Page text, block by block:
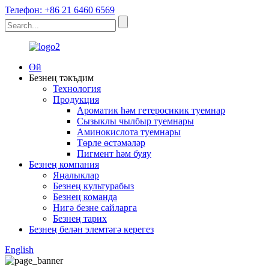
Телефон: +86 21 6460 6569
Өй
Безнең тәкъдим
Технология
Продукция
Ароматик һәм гетеросикик туемнар
Сызыклы чылбыр туемнары
Аминокислота туемнары
Төрле өстәмәләр
Пигмент һәм буяу
Безнең компания
Яңалыклар
Безнең культурабыз
Безнең команда
Нигә безне сайларга
Безнең тарих
Безнең белән элемтәгә керегез
English